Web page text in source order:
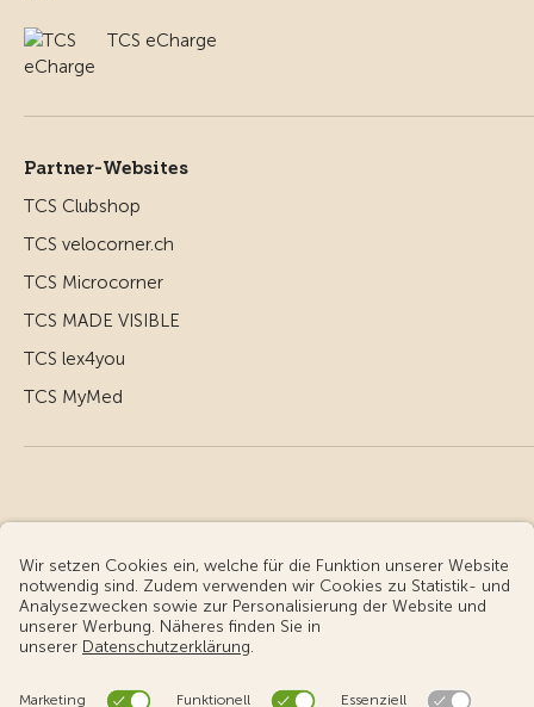
TCS eCharge
Partner-Websites
TCS Clubshop
TCS velocorner.ch
TCS Microcorner
TCS MADE VISIBLE
TCS lex4you
TCS MyMed
© Touring Club Schweiz
Benutzungsbedingungen - rechtliche Informationen